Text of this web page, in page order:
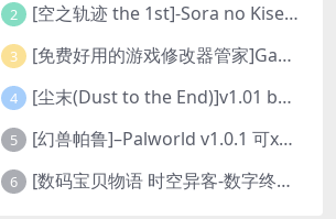
2 [空之轨迹 the 1st]-Sora no Kiseki the 1st-更新至v1.06.4-全DLC
3 [免费好用的游戏修改器管家]Game Cheats Manager
4 [尘末(Dust to the End)]v1.01 build9321107
5 [幻兽帕鲁]–Palworld v1.0.1 可xbox联机
6 [数码宝贝物语 时空异客-数字终极版]- Digimon Story Time Stranger-Build.23514637